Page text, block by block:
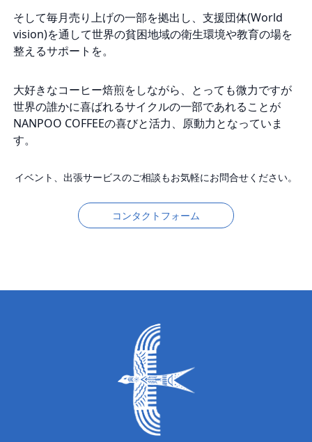
そして毎月売り上げの一部を拠出し、支援団体(World
vision)を通して世界の貧困地域の衛生環境や教育の場を
整えるサポートを。
大好きなコーヒー焙煎をしながら、とっても微力ですが
世界の誰かに喜ばれるサイクルの一部であれることが
NANPOO COFFEEの喜びと活力、原動力となっていま
す。
イベント、出張サービスのご相談もお気軽にお問合せください。
コンタクトフォーム